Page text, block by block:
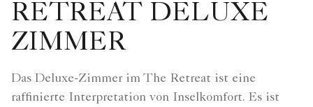
RETREAT DELUXE
ZIMMER
Das Deluxe-Zimmer im The Retreat ist eine
raffinierte Interpretation von Inselkomfort. Es ist